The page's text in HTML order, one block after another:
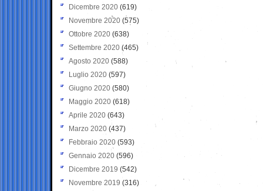
Dicembre 2020 (619)
Novembre 2020 (575)
Ottobre 2020 (638)
Settembre 2020(465)
Agosto 2020 (588)
Luglio 2020 (597)
Giugno 2020 (580)
Maggio 2020 (618)
Aprile 2020 (643)
Marzo 2020 (437)
Febbraio 2020 (593)
Gennaio 2020 (596)
Dicembre 2019 (542)
Novembre 2019 (316)